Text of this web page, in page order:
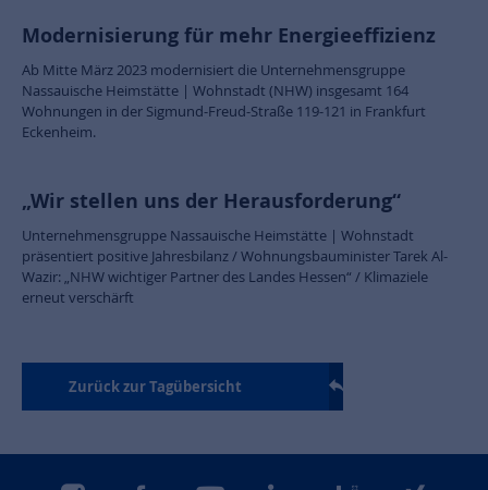
Modernisierung für mehr Energieeffizienz
Ab Mitte März 2023 modernisiert die Unternehmensgruppe
Nassauische Heimstätte | Wohnstadt (NHW) insgesamt 164
Wohnungen in der Sigmund-Freud-Straße 119-121 in Frankfurt
Eckenheim.
„Wir stellen uns der Herausforderung“
Unternehmensgruppe Nassauische Heimstätte | Wohnstadt
präsentiert positive Jahresbilanz / Wohnungsbauminister Tarek Al-
Wazir: „NHW wichtiger Partner des Landes Hessen“ / Klimaziele
erneut verschärft
Zurück zur Tagübersicht